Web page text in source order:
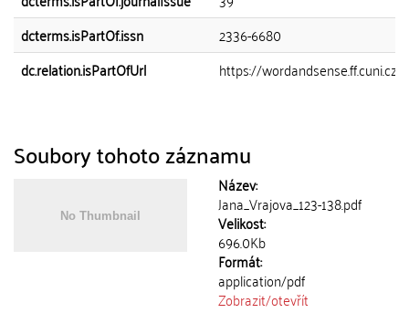
dcterms.isPartOf.issn
2336-6680
dc.relation.isPartOfUrl
https://wordandsense.ff.cuni.cz
Soubory tohoto záznamu
Název:
Jana_Vrajova_123-138.pdf
Velikost:
696.0Kb
Formát:
application/pdf
Zobrazit/otevřít